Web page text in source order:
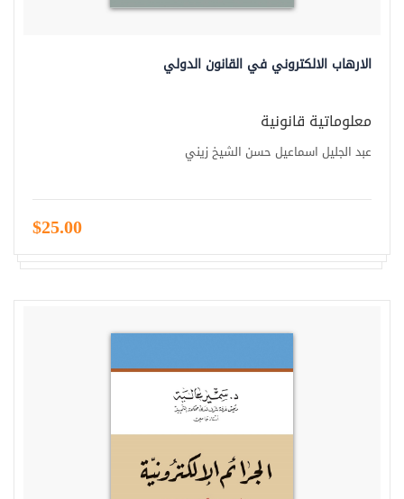
الارهاب الالكتروني في القانون الدولي
معلوماتية قانونية
عبد الجليل اسماعيل حسن الشيخ زيني
$25.00